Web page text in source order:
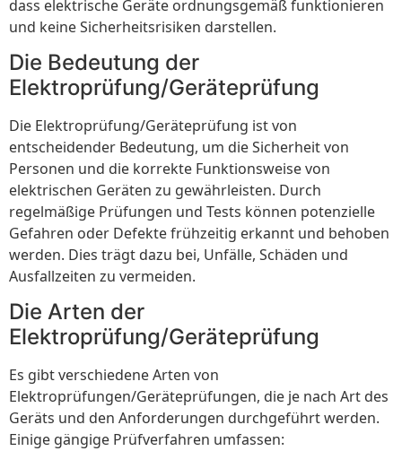
dass elektrische Geräte ordnungsgemäß funktionieren
und keine Sicherheitsrisiken darstellen.
Die Bedeutung der
Elektroprüfung/Geräteprüfung
Die Elektroprüfung/Geräteprüfung ist von
entscheidender Bedeutung, um die Sicherheit von
Personen und die korrekte Funktionsweise von
elektrischen Geräten zu gewährleisten. Durch
regelmäßige Prüfungen und Tests können potenzielle
Gefahren oder Defekte frühzeitig erkannt und behoben
werden. Dies trägt dazu bei, Unfälle, Schäden und
Ausfallzeiten zu vermeiden.
Die Arten der
Elektroprüfung/Geräteprüfung
Es gibt verschiedene Arten von
Elektroprüfungen/Geräteprüfungen, die je nach Art des
Geräts und den Anforderungen durchgeführt werden.
Einige gängige Prüfverfahren umfassen: